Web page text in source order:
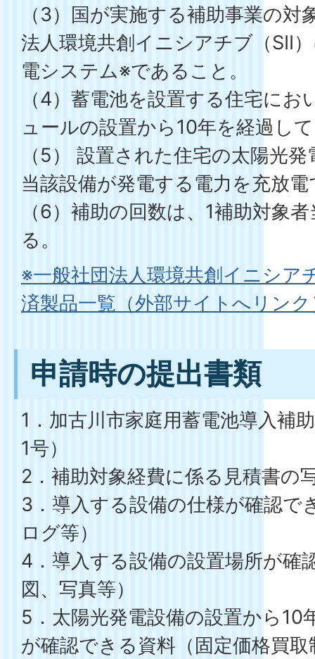
（3）国が実施する補助事業の対
法人環境共創イニシアチブ（SII
電システム※であること。
（4）蓄電池を設置する住宅に
ュールの設置から10年を経過し
（5） 設置された住宅の太陽光
当該設備が発電する電力を充放
（6）補助の回数は、1補助対象
る。
※一般社団法人環境共創イニシア
済製品一覧（外部サイトへリンク
申請時の提出書類
1．加古川市家庭用蓄電池導入補
1号）
2．補助対象経費に係る見積書の
3．導入する設備の仕様が確認で
ログ等）
4．導入する設備の設置場所が確
図、写真等）
5．太陽光発電設備の設置から10
が確認できる資料（固定価格買